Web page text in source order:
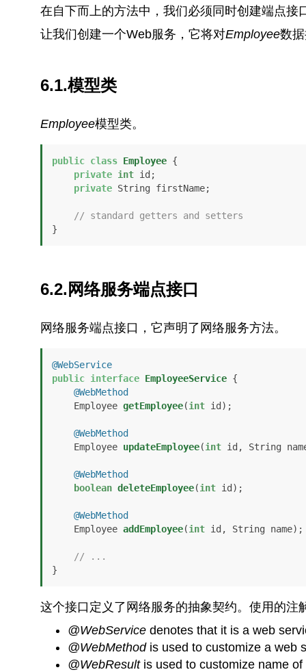
在自下而上的方法中，我们必须同时创建端点
让我们创建一个Web服务，它将对Employee数
6.1.模型类
Employee模型类。
public class Employee {
private int id;
private String firstName;
// standard getters and setters
}
6.2. 网络服务端点接口
网络服务端点接口，它声明了网络服务方法。
@WebService
public interface EmployeeService {
@WebMethod
    Employee
getEmployee(int id) ;
@WebMethod
    Employee
updateEmployee(int id, String
@WebMethod
boolean deleteEmployee(int id) ;
@WebMethod
    Employee
addEmployee(int id, String name) ;
// ...
}
这个接口定义了网络服务的抽象契约。使用的注
@WebServicedenotes that it is a web
@WebMethodis used to customize a web
@WebResult is used to customize name